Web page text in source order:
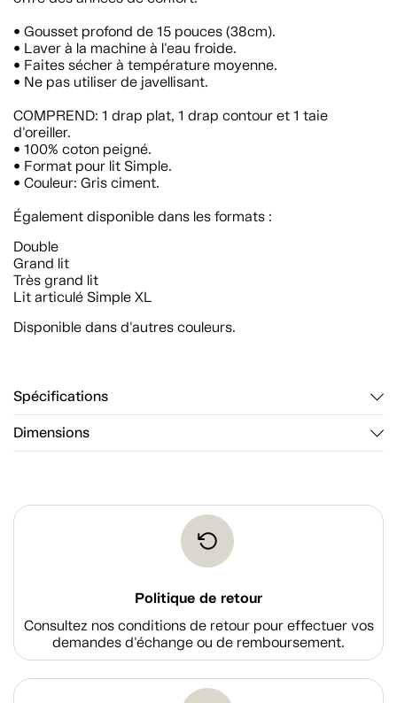
• Gousset profond de 15 pouces (38cm).
• Laver à la machine à l'eau froide.
• Faites sécher à température moyenne.
• Ne pas utiliser de javellisant.
COMPREND: 1 drap plat, 1 drap contour et 1 taie
d'oreiller.
• 100% coton peigné.
• Format pour lit Simple.
• Couleur: Gris ciment.
Également disponible dans les formats :
Double
Grand lit
Très grand lit
Lit articulé Simple XL
Disponible dans d'autres couleurs.
Spécifications
Dimensions
Politique de retour
Consultez nos conditions de retour pour effectuer vos
demandes d'échange ou de remboursement.